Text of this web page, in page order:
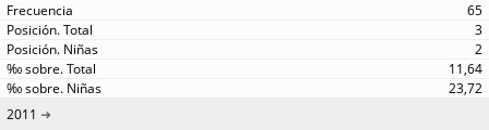
65
3
2
11,64
23,72
2011